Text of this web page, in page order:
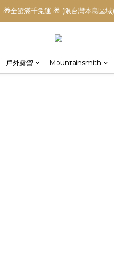
🎁全館滿千免運 🎁 (限台灣本島區域)
戶外露營 Mountainsmith